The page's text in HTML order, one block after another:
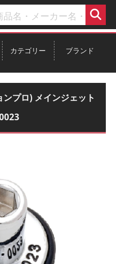
ブランド
カテゴリー
プロ) メインジェット